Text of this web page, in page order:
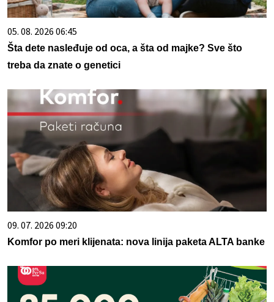
05. 08. 2026 06:45
Šta dete nasleđuje od oca, a šta od majke? Sve što
treba da znate o genetici
09. 07. 2026 09:20
Komfor po meri klijenata: nova linija paketa ALTA banke